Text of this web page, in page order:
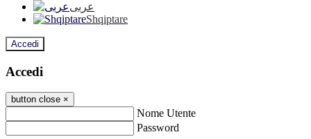
عربى
Shqiptare
Accedi
Accedi
button close ×
Nome Utente
Password